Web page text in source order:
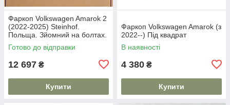
Фаркоп Volkswagen Amarok 2
(2022-2025) Steinhof.
Польща. Зйомний на болтах.
Готово до відправки
12 697 ₴
Купити
Фаркоп Volkswagen Amarok (з
2022--) Під квадрат
В наявності
4 380 ₴
Купити